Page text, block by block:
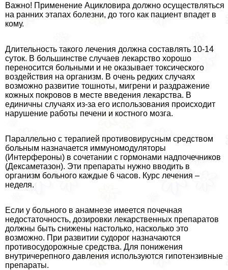
Важно! Применение Ацикловира должно осуществляться
на ранних этапах болезни, до того как пациент впадет в
кому.
Длительность такого лечения должна составлять 10-14
суток. В большинстве случаев лекарство хорошо
переносится больными и не оказывает токсического
воздействия на организм. В очень редких случаях
возможно развитие тошноты, мигрени и раздражение
кожных покровов в месте введения лекарства. В
единичны случаях из-за его использования происходит
нарушение работы печени и костного мозга.
Параллельно с терапией противовирусным средством
больным назначается иммуномодуляторы
(Интерфероны) в сочетании с гормонами надпочечников
(Дексаметазон). Эти препараты нужно вводить в
организм больного каждые 6 часов. Курс лечения –
неделя.
Если у больного в анамнезе имеется почечная
недостаточность, дозировки лекарственных препаратов
должны быть снижены настолько, насколько это
возможно. При развитии судорог назначаются
противосудорожные средства. Для понижения
внутричерепного давления используются гипотензивные
препараты.